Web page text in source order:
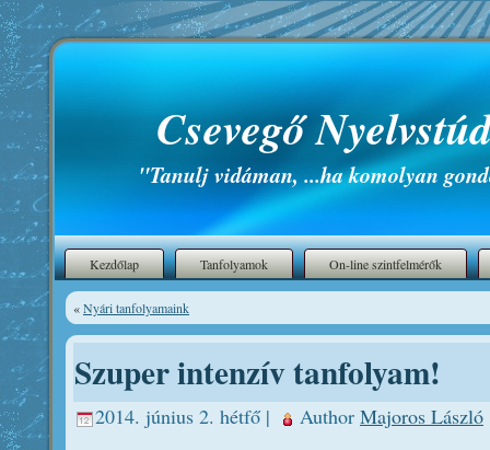
Csevegő
"Tanulj vidáman, ...ha komolyan
Kezdőlap Tanfolyamok On-line szintfelmérők
«Nyári tanfolyamaink
Szuper intenzív tanfolyam!
2014. június 2. hétfő | Author Majoros László